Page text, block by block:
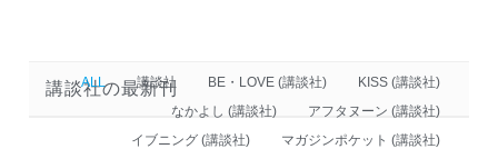
講談社の最新刊
ALL 講談社 BE・LOVE (講談社)
KISS (講談社)
なかよし (講談社)
アフタヌーン (講談社)
イブニング (講談社)
マガジンポケット (講談社)